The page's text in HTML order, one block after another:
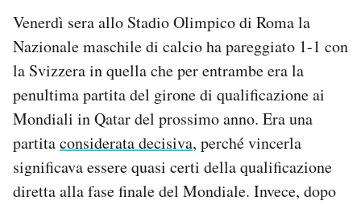
AREA PERSONALE
Area Personale
Newsletter
Notifiche mobile
Regala il Post
Venerdì sera allo Stadio Olimpico di Roma la
Nazionale maschile di calcio ha pareggiato 1-1 con
la Svizzera in quella che per entrambe era la
penultima partita del girone di qualificazione ai
Mondiali in Qatar del prossimo anno. Era una
partitaconsiderata decisiva, perché vincerla
significava essere quasi certi della qualificazione
diretta alla fase finale del Mondiale. Invece, dopo